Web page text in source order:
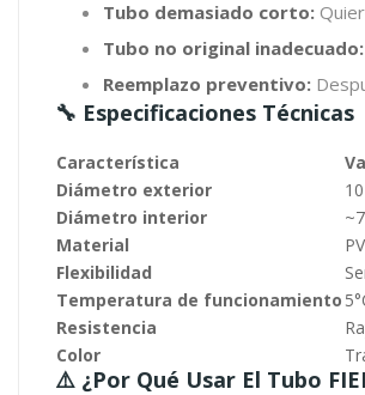
Tubo demasiado corto:
Tubo no original inadecuado:
Reemplazo preventivo:
🔧 Especificaciones Técnicas
Característica
Diámetro exterior
Diámetro interior
Material
Flexibilidad
Temperatura de funcionamiento
Resistencia
Color
⚠️ ¿Por Qué Usar El Tubo